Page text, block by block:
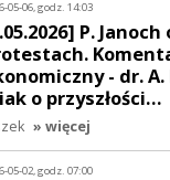
05-06, godz. 14:03
P.
- dr.
o przyszłości…
» więcej
05-02, godz. 07:00